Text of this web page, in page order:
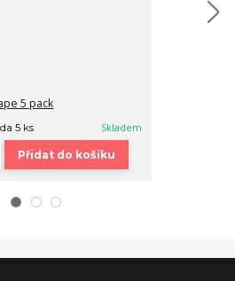
5 pack
5 ks Skladem
Přidat do košíku